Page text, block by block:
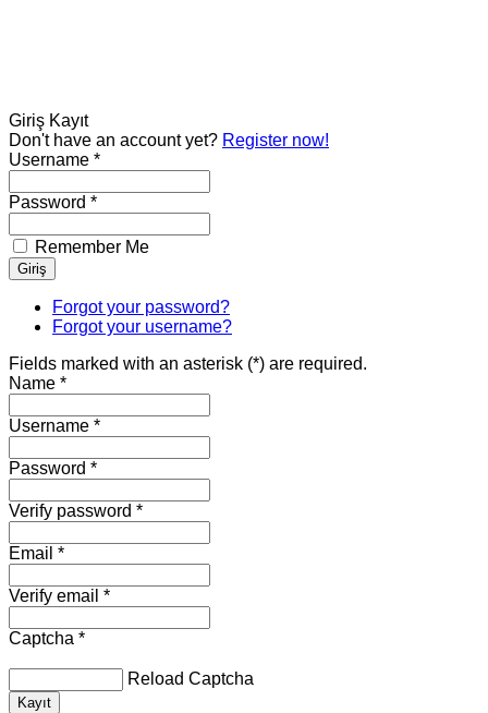
Giriş Kayıt
Don't have an account yet? Register now!
Username *
Password *
Remember Me
Forgot your password?
Forgot your username?
Fields marked with an asterisk (*) are required.
Name *
Username *
Password *
Verify password *
Email *
Verify email *
Captcha *
Reload Captcha
Kayıt